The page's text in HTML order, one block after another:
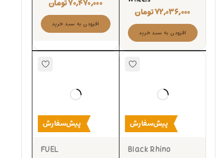
۷۲,۰۳۶,۰۰۰تومان
افزودن به سبد خرید
۷۰,۴۷۰,۰۰۰تومان
افزودن به سبد خرید
پیش‌سفارش
Black Rhino
پیش‌سفارش
FUEL